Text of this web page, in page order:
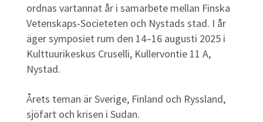
ordnas vartannat år i samarbete mellan Finska
Vetenskaps-Societeten och Nystads stad. I år
äger symposiet rum den 14–16 augusti 2025 i
Kulttuurikeskus Cruselli, Kullervontie 11 A,
Nystad.
Årets teman är Sverige, Finland och Ryssland,
sjöfart och krisen i Sudan.